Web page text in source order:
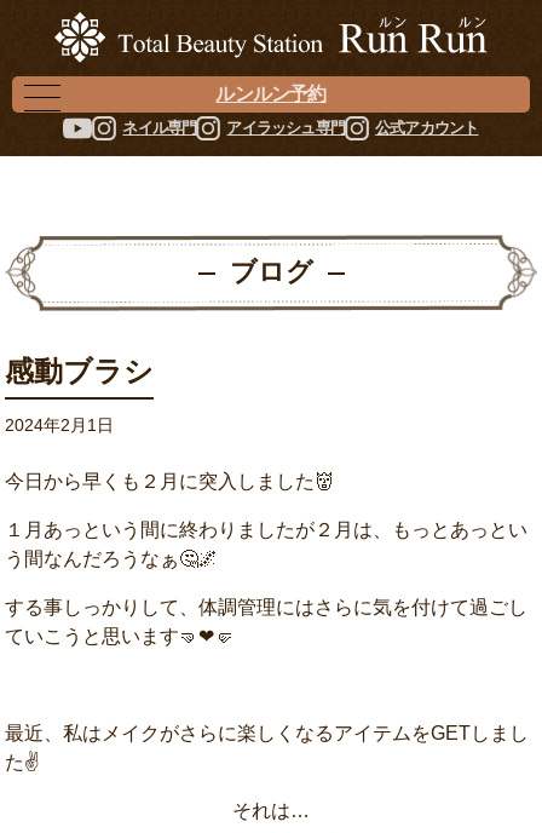
ルンルン予約
ネイル専門 アイラッシュ専門 公式アカウント
ブログ
感動ブラシ
2024年2月1日
今日から早くも２月に突入しました👹
１月あっという間に終わりましたが２月は、もっとあっとい
う間なんだろうなぁ🤔🌌
する事しっかりして、体調管理にはさらに気を付けて過ごし
ていこうと思います🤜❤🤛
最近、私はメイクがさらに楽しくなるアイテムをGETしまし
た✌
それは…